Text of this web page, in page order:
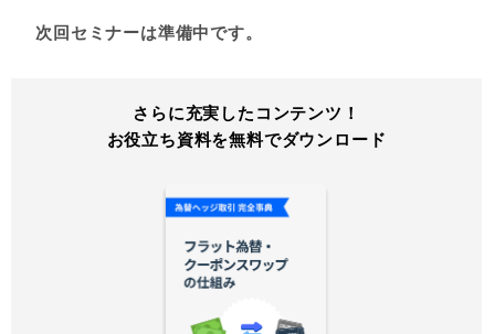
次回セミナーは準備中です。
さらに充実したコンテンツ！
お役立ち資料を無料でダウンロード